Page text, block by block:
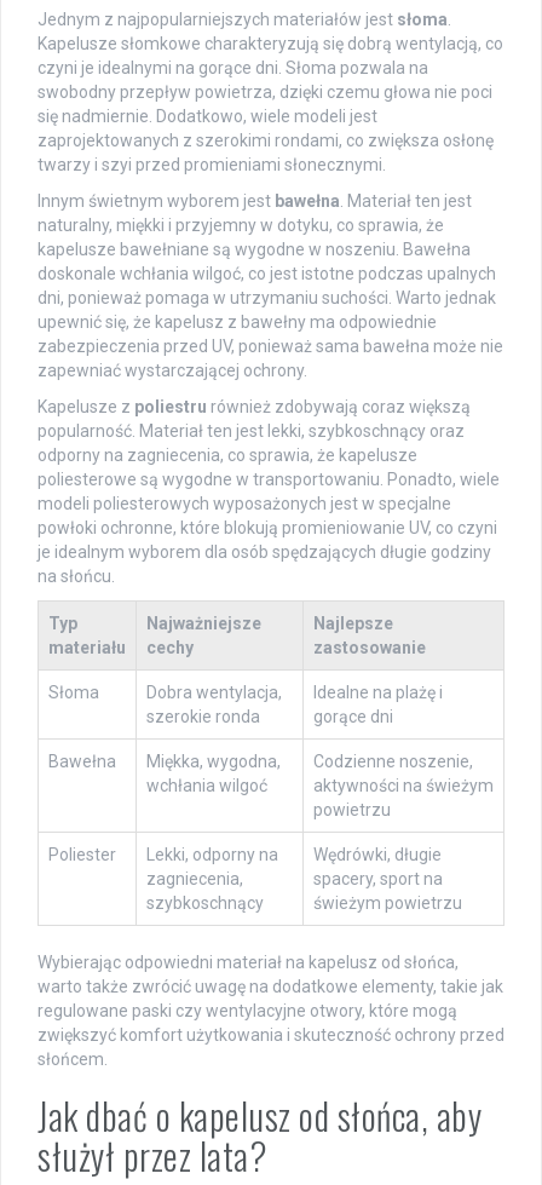
Jednym z najpopularniejszych materiałów jest słoma.
Kapelusze słomkowe charakteryzują się dobrą wentylacją, co
czyni je idealnymi na gorące dni. Słoma pozwala na
swobodny przepływ powietrza, dzięki czemu głowa nie poci
się nadmiernie. Dodatkowo, wiele modeli jest
zaprojektowanych z szerokimi rondami, co zwiększa osłonę
twarzy i szyi przed promieniami słonecznymi.
Innym świetnym wyborem jest bawełna. Materiał ten jest
naturalny, miękki i przyjemny w dotyku, co sprawia, że
kapelusze bawełniane są wygodne w noszeniu. Bawełna
doskonale wchłania wilgoć, co jest istotne podczas upalnych
dni, ponieważ pomaga w utrzymaniu suchości. Warto jednak
upewnić się, że kapelusz z bawełny ma odpowiednie
zabezpieczenia przed UV, ponieważ sama bawełna może nie
zapewniać wystarczającej ochrony.
Kapelusze z poliestru również zdobywają coraz większą
popularność. Materiał ten jest lekki, szybkoschnący oraz
odporny na zagniecenia, co sprawia, że kapelusze
poliesterowe są wygodne w transportowaniu. Ponadto, wiele
modeli poliesterowych wyposażonych jest w specjalne
powłoki ochronne, które blokują promieniowanie UV, co czyni
je idealnym wyborem dla osób spędzających długie godziny
na słońcu.
Typ
materiału
Najważniejsze
cechy
Najlepsze
zastosowanie
Słoma
Dobra wentylacja,
szerokie ronda
Idealne na plażę i
gorące dni
Bawełna
Miękka, wygodna,
wchłania wilgoć
Codzienne noszenie,
aktywności na świeżym
powietrzu
Poliester
Lekki, odporny na
zagniecenia,
szybkoschnący
Wędrówki, długie
spacery, sport na
świeżym powietrzu
Wybierając odpowiedni materiał na kapelusz od słońca,
warto także zwrócić uwagę na dodatkowe elementy, takie jak
regulowane paski czy wentylacyjne otwory, które mogą
zwiększyć komfort użytkowania i skuteczność ochrony przed
słońcem.
Jak dbać o kapelusz od słońca, aby
służył przez lata?